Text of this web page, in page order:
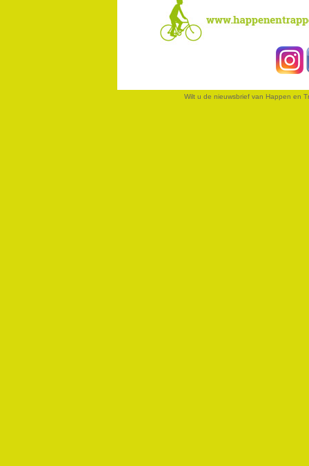
Wilt u de nieuwsbrief van Happen en